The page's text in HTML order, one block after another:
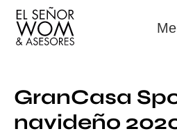
GranCasa
navideño